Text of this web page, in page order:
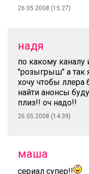
26.05.2008 (15:27)
надя
по какому каналу
"розыгрыш" а так
хочу чтобы
найти анонсы
плиз!! оч надо!!
26.05.2008 (14:39)
маша
сериал супер!!